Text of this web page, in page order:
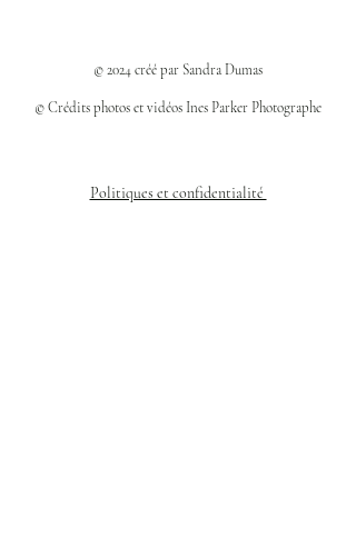
© 2024 créé par Sandra Dumas
© Crédits photos et vidéos Ines Parker Photographe
Politiques et confidentialité